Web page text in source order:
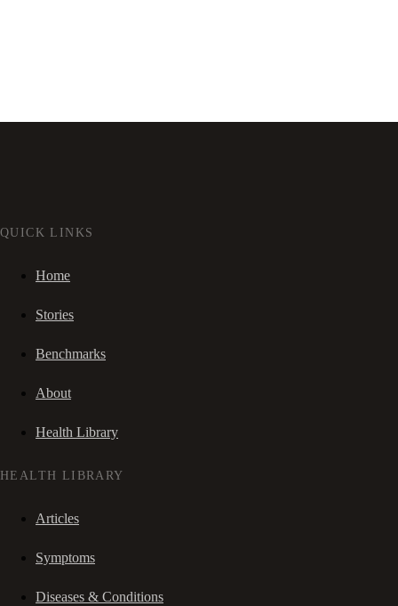
QUICK LINKS
Home
Stories
Benchmarks
About
Health Library
HEALTH LIBRARY
Articles
Symptoms
Diseases & Conditions